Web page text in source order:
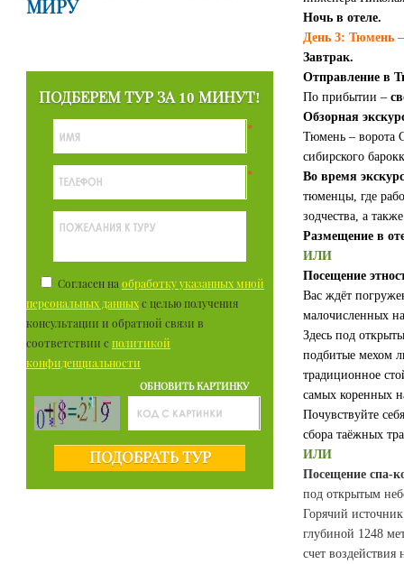
МИРУ
ПОДБЕРЕМ ТУР ЗА 10 МИНУТ!
*
*
Согласен на обработку указанных мной
персональных данных с целью получения
консультации и обратной связи в
соответствии с политикой
конфиденциальности
ОБНОВИТЬ КАРТИНКУ
ПОДОБРАТЬ ТУР
Ночь в отеле.
День 3: Тюмень
Завтрак.
Отправление в
По прибытии –
Обзорная
Тюмень – ворота
сибирского
Во время
тюменцы, где
зодчества, а
Размещение в
ИЛИ
Посещение
Вас ждёт
малочисленных
Здесь под
подбитые мехом
традиционное
самых коренных
Почувствуйте
сбора таёжных
ИЛИ
Посещение спа-
под открытым
Горячий
глубиной 1248
счет